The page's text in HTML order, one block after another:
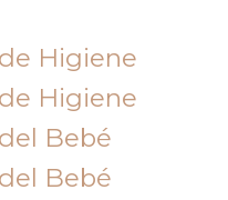
Higiene
Higiene
Bebé
Bebé